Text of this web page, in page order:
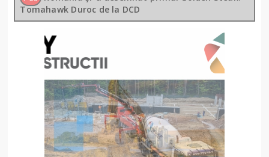
Tomahawk Duroc de la DCD